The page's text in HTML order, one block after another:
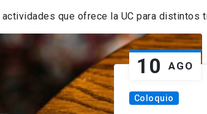
que ofrece la UC para distintos
10 AGO
Coloquio